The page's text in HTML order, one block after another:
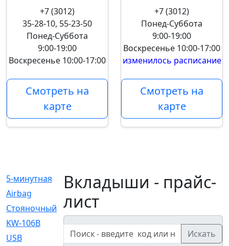
+7 (3012)
35-28-10, 55-23-50
Понед-Суббота
9:00-19:00
Воскресенье 10:00-17:00
Смотреть на
карте
+7 (3012)
Понед-Суббота
9:00-19:00
Воскресенье 10:00-17:00
изменилось расписание
Смотреть на
карте
5-минутная
[1]
Airbag
[18]
Cтояночный
KW-106B
[0]
USB
[6]
Вкладыши - прайс-
лист
Искать